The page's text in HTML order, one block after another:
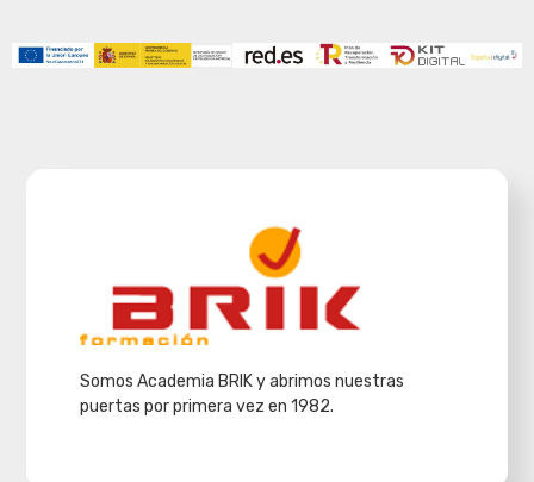
Somos Academia BRIK y abrimos nuestras
puertas por primera vez en 1982.